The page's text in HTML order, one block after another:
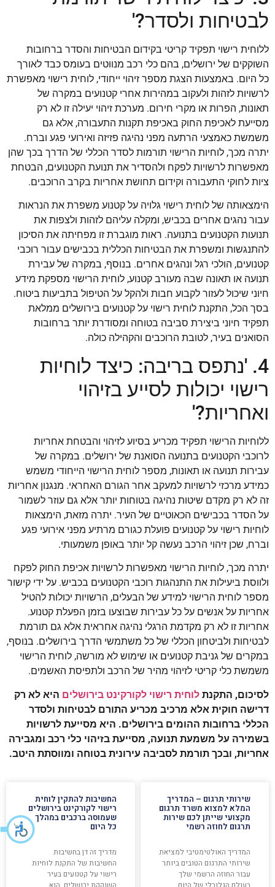
לבטיחות ולסדר?'
ללוחית רישוי תפקיד קריטי בקידום הבטיחות והסדר ברחובות
השוקקים של ירושלים, בהם כלי רכב מנווטים בעומס כבד לאורך
כל היום. באמצעות הצגת מספר זיהוי ייחודי, לוחית רישוי מאפשרת
לרשויות לזהות ולעקוב במהירות אחרי קטנועים במקרה של
תאונות, הפרות או מקרי חירום. מערכת זיהוי יעילה זו לא רק
מסייעת לאכיפת החוק באכיפת תקנות התעבורה, אלא גם
משמשת כאמצעי הרתעה מפני נהיגה פזיזה ואירועי פגע וברח.
יתרה מכך, לוחיות הרישוי תורמות לסדר הכללי של הדרך בכך שהן
מאפשרות לרשויות לפקח ולהסדיר את תנועת הקטנועים, הבטחת
ציות לחוקי התעבורה וקידום תחושת אחריות בקרב הרוכבים.
הימצאותה של לוחית רישוי גלויה על קטנוע משפרת את הנראות
עבור נהגים אחרים בכביש, ומקלה עליהם לזהות ולצפות את
תנועות הקטנועים בתנועה. ראות מוגברת זו מפחיתה את הסיכון
להתנגשות ומשפרת את הבטיחות הכללית בכבישים עבור רוכבי
קטנועים, הולכי רגל ונהגים אחרים. בנוסף, במקרה של עבירת
תנועה או תאונה שבה מעורב קטנוע, לוחית הרישוי מספקת מידע
חיוני שיכול לעזור לקבוע חבות ולהקל על הטיפול בתביעות ביטוח.
בסך הכל, התקנת לוחית רישוי על קטנועים בירושלים ממלאת
תפקיד חיוני ביצירת סביבה בטוחה ומסודרת יותר ברחובות
הסואנים בעיר, לטובת הרוכבים והקהילה כולה.
4. 'נתפס בריבה: כיצד לוחיות
רישוי יכולות לסייע בזיהוי
ואחריות?'
ללוחיות הרישוי תפקיד מכריע בסיוע לזיהוי והבטחת אחריות
לרוכבי הקטנועים בתנועה הסואנת של ירושלים. במקרה של
עבירות תנועה או תאונות, מספר לוחית הרישוי הייחודי משמש
כמידע מרכזי לרשויות למעקב אחר הגורם האחראי. מנגנון אחריות
זה לא רק מקדם שיטות נהיגה בטוחות יותר אלא גם עוזר לשמור
על הסדר בכבישים הכאוטיים של העיר. יתרה מזאת, הימצאות
לוחיות רישוי על קטנועים פועלת כגורם מרתיע מפני אירועי פגע
וברח, שכן זיהוי הרכב נעשה קל יותר באופן משמעותי.
יתרה מכך, לוחיות הרישוי מאפשרות לרשויות אכיפת החוק לפקח
ולווסת ביעילות את התנהגות רוכבי הקטנועים בכביש. על ידי קישור
מספר לוחית הרישוי למידע של הבעלים, הרשויות יכולות להטיל
אחריות על אנשים על כל עבירות שבוצעו בזמן הפעלת קטנוע.
אחריות זו לא רק מקדמת הרגלי נהיגה אחראית אלא גם תורמת
לבטיחות ולביטחון הכללי של כל משתמשי הדרך בירושלים. בנוסף,
במקרים של גניבת קטנועים או שימוש לא מורשה, לוחית הרישוי
משמשת כלי קריטי לזיהוי מהיר של הרכב ולתפיסת האשמים.
לסיכום, התקנת לוחית רישוי לקורקינט בירושלים היא לא רק
דרישה חוקית אלא מרכיב מכריע התורם לבטיחות ולסדר
הכללי ברחובות ההומים בירושלים. היא מסייעת לרשויות
בשמירה על משמעת תנועה, מסייעת בזיהוי כלי רכב ומגבירה
אחריות, ובכך תורמת לסביבה עירונית בטוחה ומווסתת היטב.
שירותי תרגום – המדריך
המלא למצוא משרד תרגום
מקצועי שייתן לכם שירות
תרגום לחוזה רשמי
המדריך האולטימטיבי למציאת
שירותי התרגום הטובים ביותר
עבור החוזה הרשמי שלך
החשיבות להתקין לוחית
רישוי לקורקינט בירושלים
שעמוסה ברכבים במהלך
כל היום
מדריך זה דן בחשיבות
החשיבות של התקנת לוחיות
רישוי על קטנועים בעיר